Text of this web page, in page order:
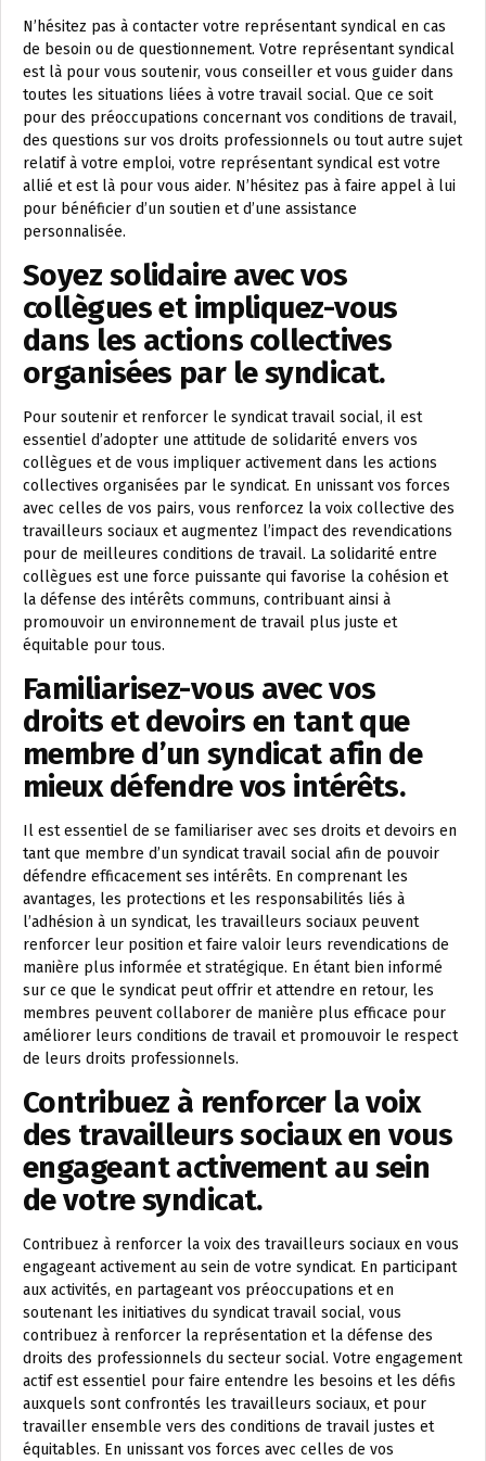
N’hésitez pas à contacter votre représentant syndical en cas
de besoin ou de questionnement. Votre représentant syndical
est là pour vous soutenir, vous conseiller et vous guider dans
toutes les situations liées à votre travail social. Que ce soit
pour des préoccupations concernant vos conditions de travail,
des questions sur vos droits professionnels ou tout autre sujet
relatif à votre emploi, votre représentant syndical est votre
allié et est là pour vous aider. N’hésitez pas à faire appel à lui
pour bénéficier d’un soutien et d’une assistance
personnalisée.
Soyez solidaire avec vos
collègues et impliquez-vous
dans les actions collectives
organisées par le syndicat.
Pour soutenir et renforcer le syndicat travail social, il est
essentiel d’adopter une attitude de solidarité envers vos
collègues et de vous impliquer activement dans les actions
collectives organisées par le syndicat. En unissant vos forces
avec celles de vos pairs, vous renforcez la voix collective des
travailleurs sociaux et augmentez l’impact des revendications
pour de meilleures conditions de travail. La solidarité entre
collègues est une force puissante qui favorise la cohésion et
la défense des intérêts communs, contribuant ainsi à
promouvoir un environnement de travail plus juste et
équitable pour tous.
Familiarisez-vous avec vos
droits et devoirs en tant que
membre d’un syndicat afin de
mieux défendre vos intérêts.
Il est essentiel de se familiariser avec ses droits et devoirs en
tant que membre d’un syndicat travail social afin de pouvoir
défendre efficacement ses intérêts. En comprenant les
avantages, les protections et les responsabilités liés à
l’adhésion à un syndicat, les travailleurs sociaux peuvent
renforcer leur position et faire valoir leurs revendications de
manière plus informée et stratégique. En étant bien informé
sur ce que le syndicat peut offrir et attendre en retour, les
membres peuvent collaborer de manière plus efficace pour
améliorer leurs conditions de travail et promouvoir le respect
de leurs droits professionnels.
Contribuez à renforcer la voix
des travailleurs sociaux en vous
engageant activement au sein
de votre syndicat.
Contribuez à renforcer la voix des travailleurs sociaux en vous
engageant activement au sein de votre syndicat. En participant
aux activités, en partageant vos préoccupations et en
soutenant les initiatives du syndicat travail social, vous
contribuez à renforcer la représentation et la défense des
droits des professionnels du secteur social. Votre engagement
actif est essentiel pour faire entendre les besoins et les défis
auxquels sont confrontés les travailleurs sociaux, et pour
travailler ensemble vers des conditions de travail justes et
équitables. En unissant vos forces avec celles de vos